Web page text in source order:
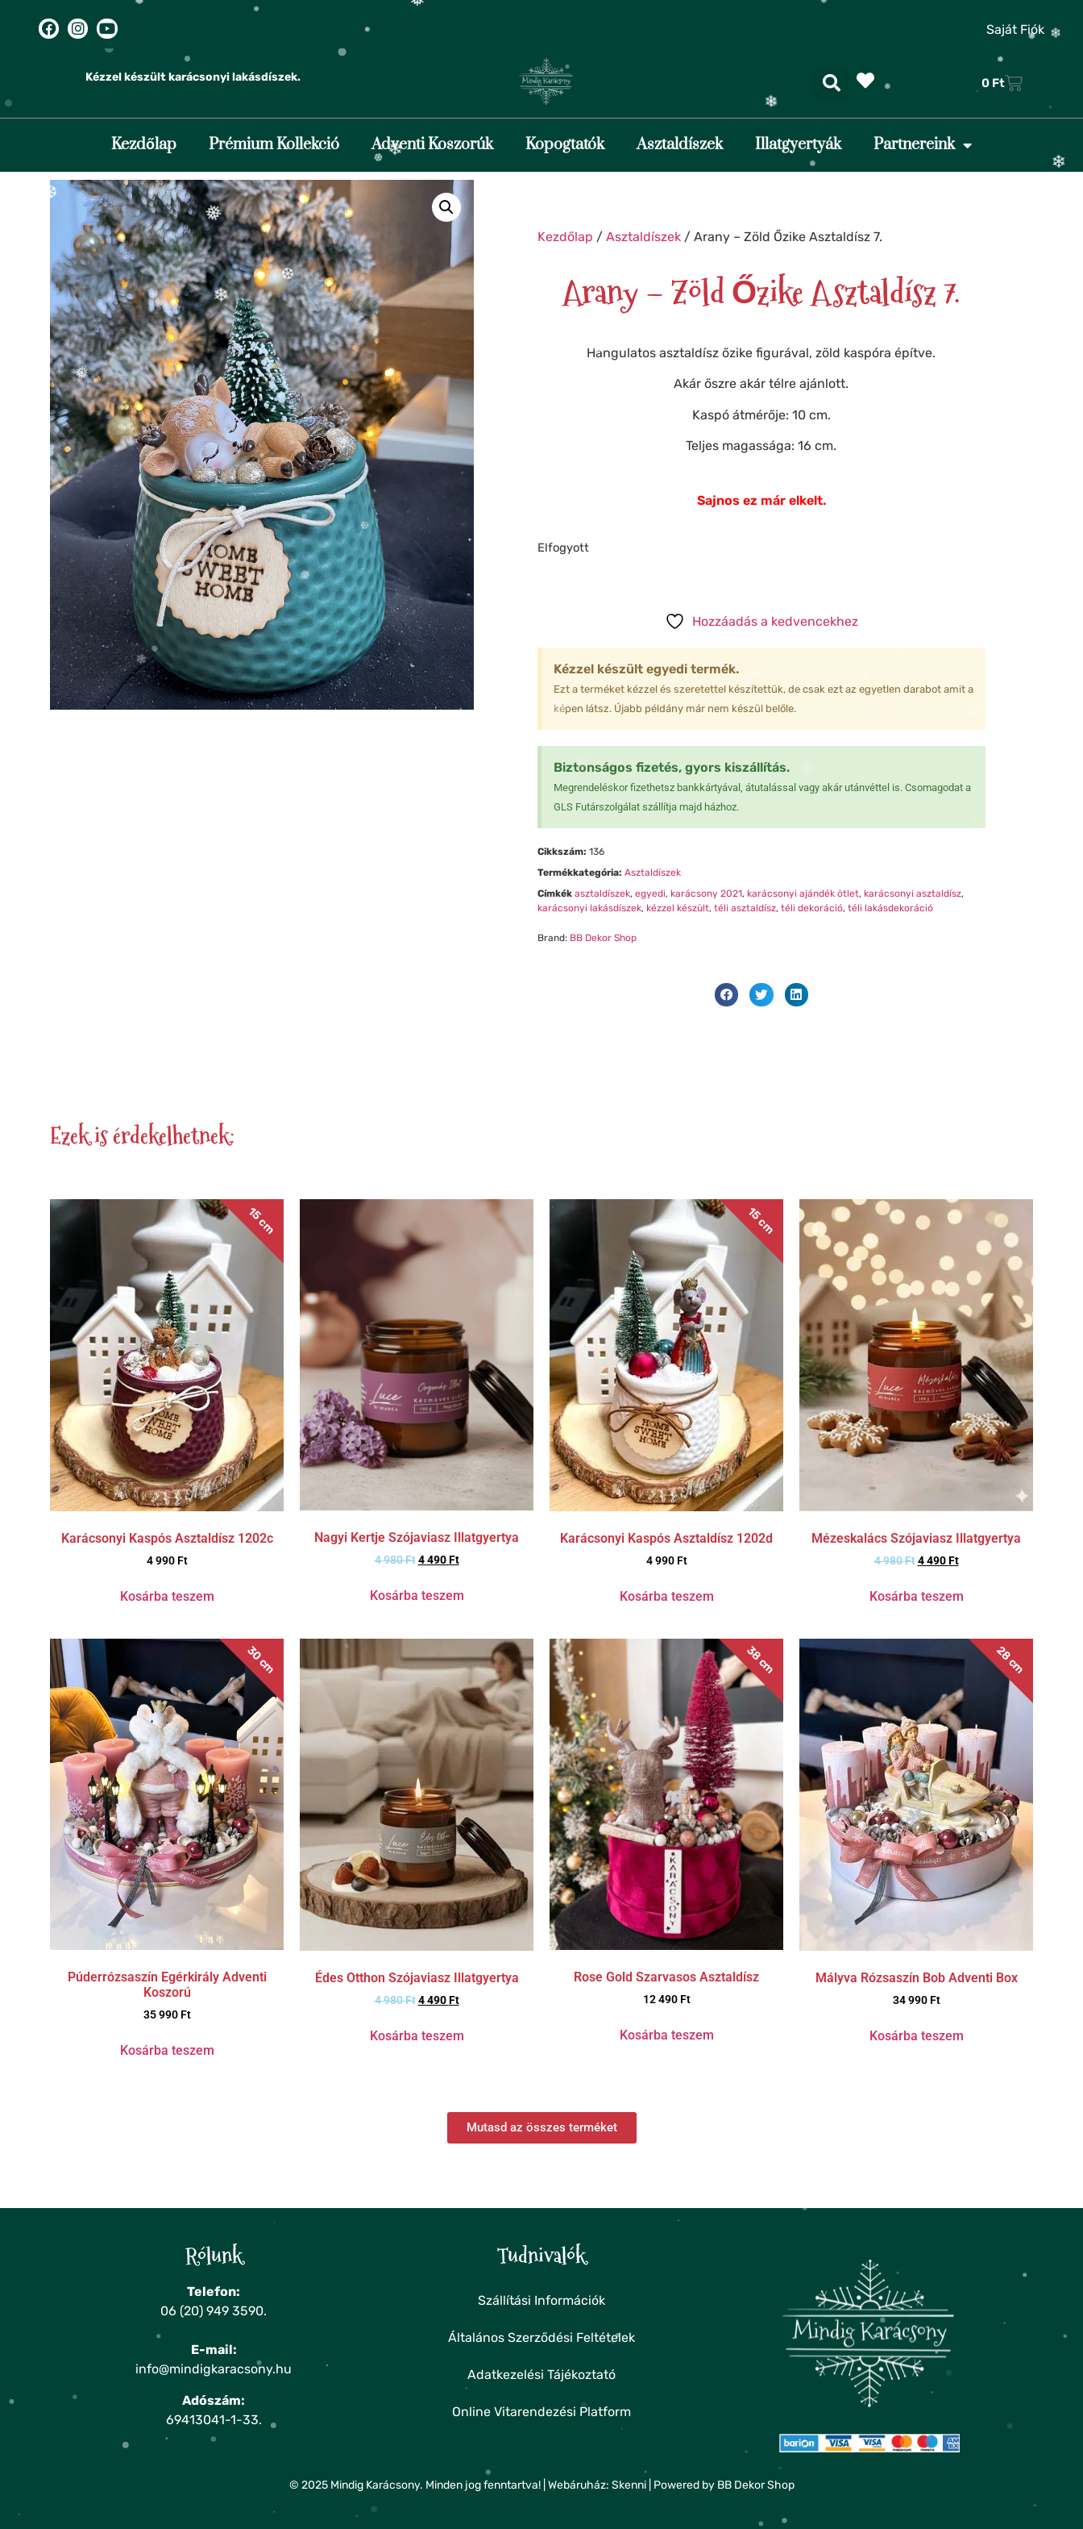
❆
❆
❆
❆
❄
❆
❅
❄
❆
❄
❅
❄
❆
❆
❄
❆
❅
❄
❄
❅ ❄
❆
Saját Fiók
Kézzel készült karácsonyi lakásdíszek. 0 Ft
Kezdőlap Prémium Kollekció Adventi Koszorúk Kopogtatók Asztaldíszek Illatgyertyák Partnereink
Kezdőlap / Asztaldíszek/ Arany – Zöld Őzike Asztaldísz 7.
Arany – Zöld Őzike Asztaldísz 7.
Hangulatos asztaldísz őzike figurával, zöld kaspóra építve.
Akár őszre akár télre ajánlott.
Kaspó átmérője: 10 cm.
Teljes magassága: 16 cm.
Sajnos ez már elkelt.
Elfogyott
Hozzáadás a kedvencekhez
Kézzel készült egyedi termék.
Ezt a terméket kézzel és szeretettel készítettük, de csak ezt az egyetlen darabot amit a
képen látsz. Újabb példány már nem készül belőle.
Biztonságos fizetés, gyors kiszállítás.
Megrendeléskor fizethetsz bankkártyával, átutalással vagy akár utánvéttel is. Csomagodat a
GLS Futárszolgálat szállítja majd házhoz.
Cikkszám: 136
Termékkategória: Asztaldíszek
Címkék asztaldíszek, egyedi, karácsony 2021, karácsonyi ajándék ötlet, karácsonyi asztaldísz,
karácsonyi lakásdíszek, kézzel készült, téli asztaldísz, téli dekoráció, téli lakásdekoráció
Brand: BB Dekor Shop
Ezek is érdekelhetnek:
15 cm
Karácsonyi Kaspós Asztaldísz 1202c
4 990 Ft
Kosárba teszem
Nagyi Kertje Szójaviasz Illatgyertya
4 980Ft 4 490Ft
Kosárba teszem
15 cm
Karácsonyi Kaspós Asztaldísz 1202d
4 990 Ft
Kosárba teszem
Mézeskalács Szójaviasz Illatgyertya
4 980Ft 4 490Ft
Kosárba teszem
30 cm
Púderrózsaszín Egérkirály Adventi
Koszorú
35 990 Ft
Kosárba teszem
Édes Otthon Szójaviasz Illatgyertya
4 980Ft 4 490Ft
Kosárba teszem
38 cm
Rose Gold Szarvasos Asztaldísz
12 490 Ft
Kosárba teszem
28 cm
Mályva Rózsaszín Bob Adventi Box
34 990 Ft
Kosárba teszem
Mutasd az összes terméket
Rólunk
Telefon:
06 (20) 949 3590.
E-mail:
info@mindigkaracsony.hu
Adószám:
69413041-1-33.
Tudnivalók
Szállítási Információk
Általános Szerződési Feltételek
Adatkezelési Tájékoztató
Online Vitarendezési Platform
© 2025 Mindig Karácsony. Minden jog fenntartva! | Webáruház: Skenni | Powered by BB Dekor Shop